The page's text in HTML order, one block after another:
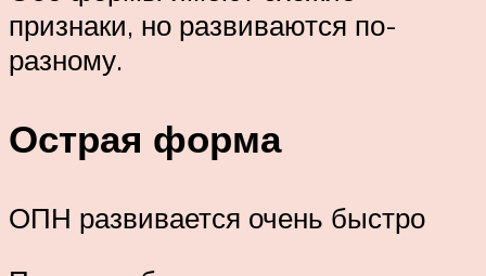
признаки, но развиваются по-
разному.
Острая форма
ОПН развивается очень быстро